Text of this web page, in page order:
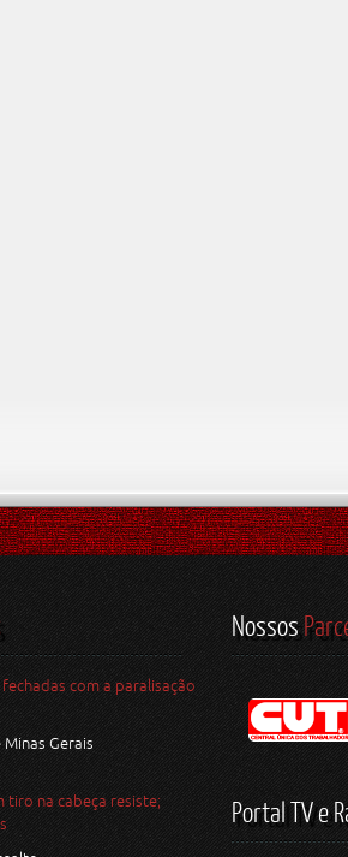
com a paralisação
Gerais
tiro na cabeça resiste;
Nossos
Portal TV e